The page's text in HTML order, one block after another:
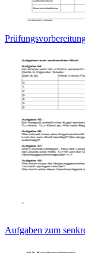
Aufgaben zum